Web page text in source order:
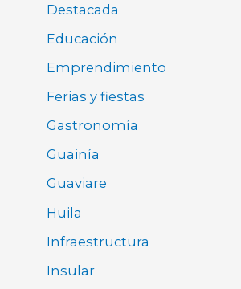
Destacada
Educación
Emprendimiento
Ferias y fiestas
Gastronomía
Guainía
Guaviare
Huila
Infraestructura
Insular